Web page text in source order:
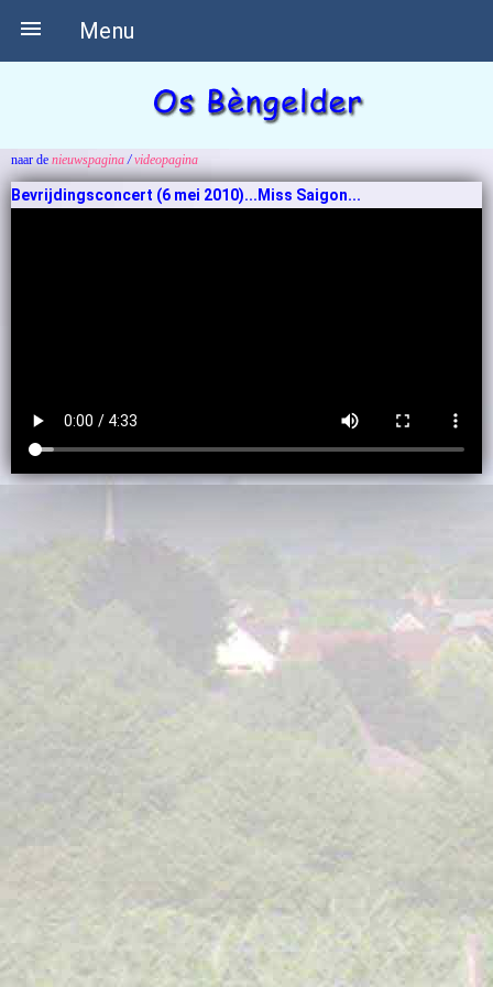
Menu

naar de nieuwspagina/videopagina
Bevrijdingsconcert (6 mei 2010)...Miss Saigon...